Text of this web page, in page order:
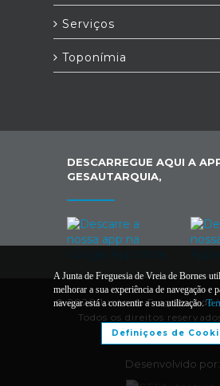
Serviços
Toponímia
DESCARREGUE AQUI A
GESAUTARQUIA,
© 2026 Junta de Freguesia de
Todos os direitos
Condições
Desenvolvido por:
A Junta de Freguesia de Vreia de Bornes
melhorar a sua experiência de navegação e
navegar está a consentir a sua utilização.
Definiçoes de